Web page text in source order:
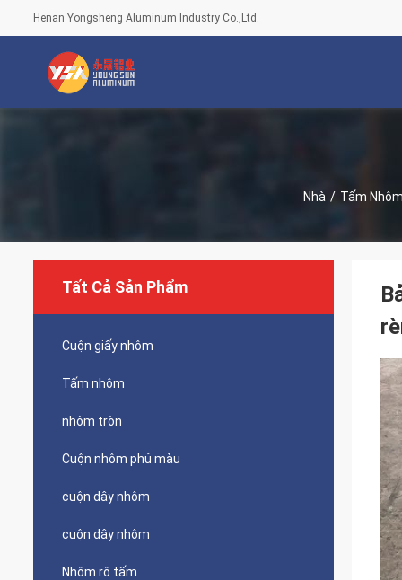
Henan Yongsheng Aluminum Industry Co.,Ltd.
Nhà / Tấm
Tất Cả Sản Phẩm
Cuộn giấy nhôm
Tấm nhôm
nhôm tròn
Cuộn nhôm phủ màu
cuộn dây nhôm
cuộn dây nhôm
Nhôm rô tấm